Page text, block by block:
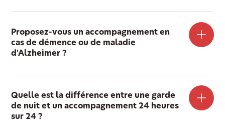
Proposez-vous un accompagnement en
cas de démence ou de maladie
d'Alzheimer ?
Quelle est la différence entre une garde
de nuit et un accompagnement 24 heures
sur 24 ?